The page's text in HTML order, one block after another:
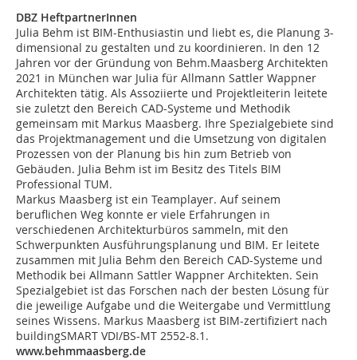
DBZ HeftpartnerInnen
Julia Behm ist BIM-Enthusiastin und liebt es, die Planung 3-
dimensional zu gestalten und zu koordinieren. In den 12
Jahren vor der Gründung von Behm.Maasberg Architekten
2021 in München war Julia für Allmann Sattler Wappner
Architekten tätig. Als Assoziierte und Projektleiterin leitete
sie zuletzt den Bereich CAD-Systeme und Methodik
gemeinsam mit Markus Maasberg. Ihre Spezialgebiete sind
das Projektmanagement und die Umsetzung von digitalen
Prozessen von der Planung bis hin zum Betrieb von
Gebäuden. Julia Behm ist im Besitz des Titels BIM
Professional TUM.
Markus Maasberg ist ein Teamplayer. Auf seinem
beruflichen Weg konnte er viele Erfahrungen in
verschiedenen Architekturbüros sammeln, mit den
Schwerpunkten Ausführungsplanung und BIM. Er leitete
zusammen mit Julia Behm den Bereich CAD-Systeme und
Methodik bei Allmann Sattler Wappner Architekten. Sein
Spezialgebiet ist das Forschen nach der besten Lösung für
die jeweilige Aufgabe und die Weitergabe und Vermittlung
seines Wissens. Markus Maasberg ist BIM-zertifiziert nach
buildingSMART VDI/BS-MT 2552-8.1.
www.behmmaasberg.de